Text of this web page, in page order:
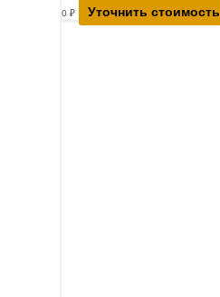
0 ₽ Уточнить стоимость